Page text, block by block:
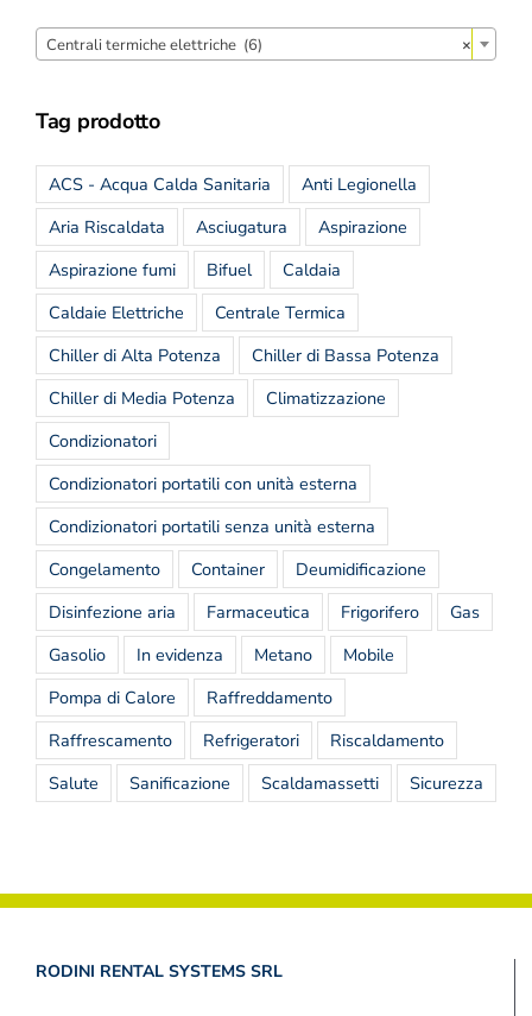
×
Centrali termiche elettriche (6)
Tag prodotto
ACS - Acqua Calda Sanitaria
Anti Legionella
Aria Riscaldata
Asciugatura
Aspirazione
Aspirazione fumi
Bifuel
Caldaia
Caldaie Elettriche
Centrale Termica
Chiller di Alta Potenza
Chiller di Bassa Potenza
Chiller di Media Potenza
Climatizzazione
Condizionatori
Condizionatori portatili con unità esterna
Condizionatori portatili senza unità esterna
Congelamento
Container
Deumidificazione
Disinfezione aria
Farmaceutica Frigorifero
Gas
Gasolio
In evidenza Metano
Mobile
Pompa di Calore
Raffreddamento
Raffrescamento
Refrigeratori
Riscaldamento
Salute
Sanificazione Scaldamassetti Sicurezza
RODINI RENTAL SYSTEMS SRL